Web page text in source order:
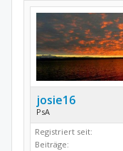
josie16
PsA
Registriert seit:
Beiträge: